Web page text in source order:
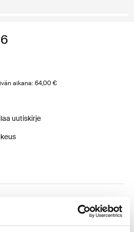
aikana: 64,00 €
uutiskirje
Thule-kattotelinejärjestelmä
ajoneuvoihin.